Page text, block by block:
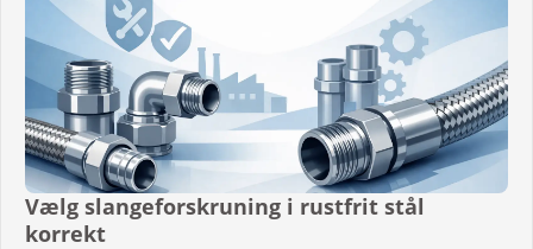
Vælg slangeforskruning i rustfrit stål
korrekt